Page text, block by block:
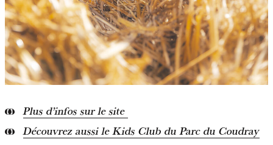
Plus d’infos sur le site
Découvrez aussi le Kids Club du Parc du Coudray